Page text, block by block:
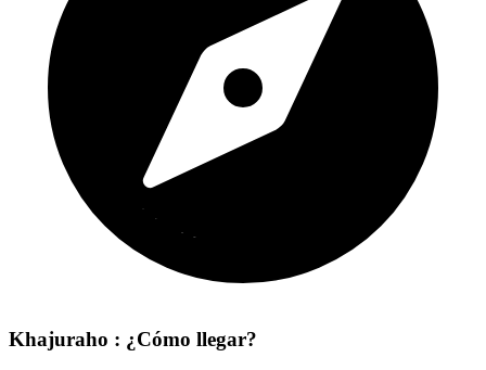
Khajuraho : ¿Cómo llegar?